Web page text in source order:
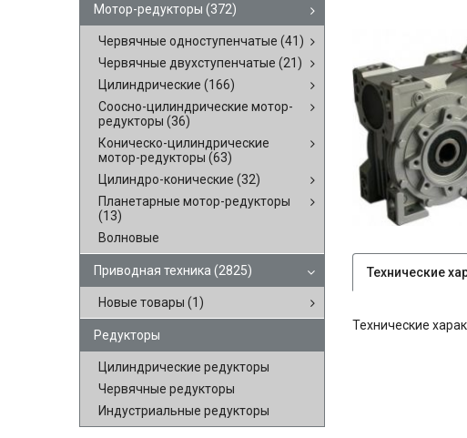
Мотор-редукторы (372)
Червячные одноступенчатые (41)
Червячные двухступенчатые (21)
Цилиндрические (166)
Соосно-цилиндрические мотор-
редукторы (36)
Коническо-цилиндрические
мотор-редукторы (63)
Цилиндро-конические (32)
Планетарные мотор-редукторы
(13)
Волновые
Приводная техника (2825)
Новые товары (1)
Редукторы
Цилиндрические редукторы
Червячные редукторы
Индустриальные редукторы
Технические
Технические